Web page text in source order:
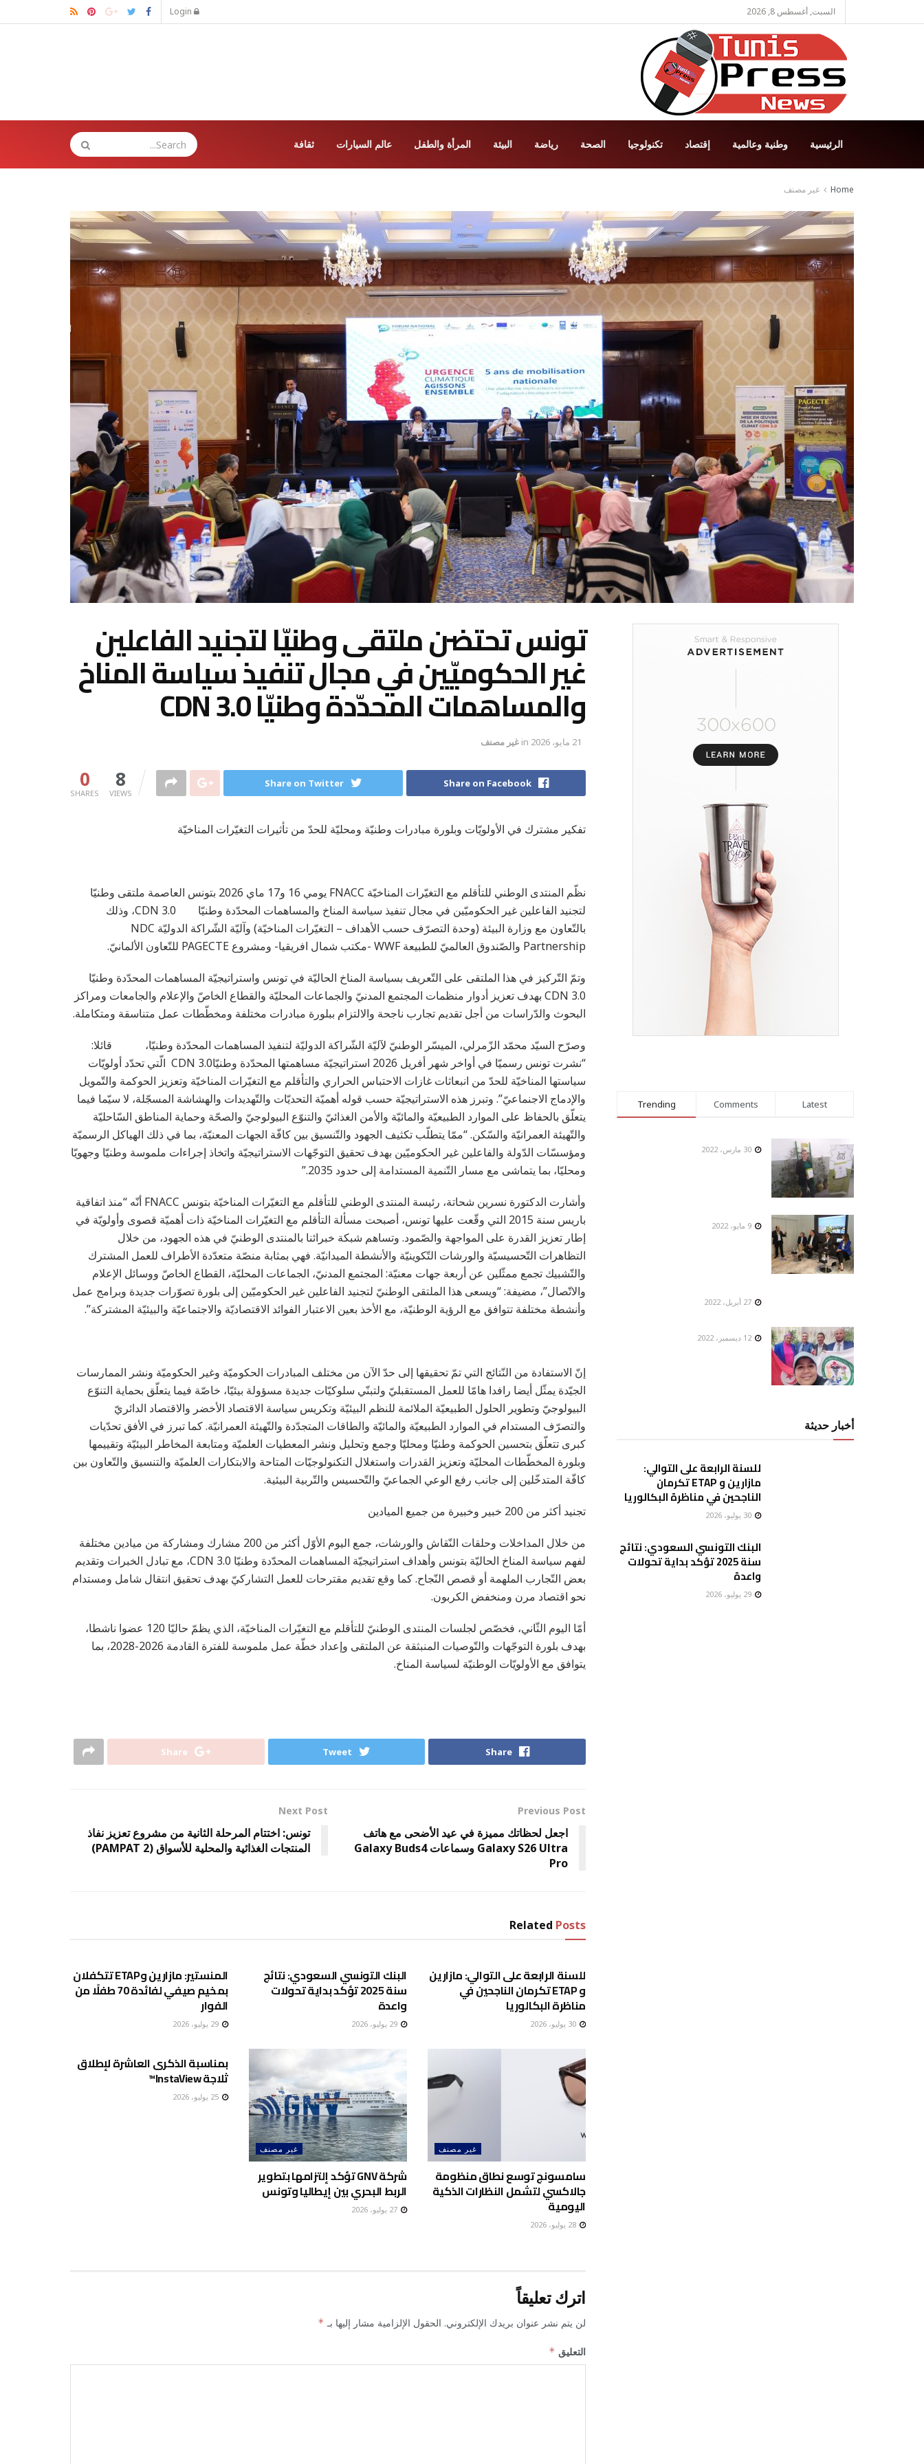
السبت, أغسطس 8, 2026
الرئيسية وطنية وعالمية إقتصاد تكنولوجيا الصحة رياضة البيئة المرأة والطفل عالم السيارات ثقافة
Home غير مصنف
تونس تحتضن ملتقى وطنيّا لتجنيد الفاعلين
غير الحكوميّين في مجال تنفيذ سياسة المناخ
والمساهمات المحدّدة وطنيّا CDN 3.0
21 مايو، 2026 in غير مصنف
0
SHARES
8
VIEWS
Share on Facebook
Share on Twitter
تفكير مشترك في الأولويّات وبلورة مبادرات وطنيّة ومحليّة للحدّ من تأثيرات التغيّرات المناخيّة
نظّم المنتدى الوطني للتأقلم مع التغيّرات المناخيّة FNACC يومي 16 و17 ماي 2026 بتونس العاصمة ملتقى وطنيّا
لتجنيد الفاعلين غير الحكوميّين في مجال تنفيذ سياسة المناخ والمساهمات المحدّدة وطنيّا CDN 3.0، وذلك
بالتّعاون مع وزارة البيئة (وحدة التصرّف حسب الأهداف – التغيّرات المناخيّة) وآليّة الشّراكة الدوليّة NDC
Partnership والصّندوق العالميّ للطبيعة WWF -مكتب شمال افريقيا- ومشروع PAGECTE للتّعاون الألمانيّ.
وتمّ التّركيز في هذا الملتقى على التّعريف بسياسة المناخ الحاليّة في تونس واستراتيجيّة المساهمات المحدّدة وطنيّا
CDN 3.0 بهدف تعزيز أدوار منظمات المجتمع المدنيّ والجماعات المحليّة والقطاع الخاصّ والإعلام والجامعات ومراكز
البحوث والدّراسات من أجل تقديم تجارب ناجحة والالتزام ببلورة مبادرات مختلفة ومخطّطات عمل متناسقة ومتكاملة.
وصرّح السيّد محمّد الزّمرلي، الميسّر الوطنيّ لآليّة الشّراكة الدوليّة لتنفيذ المساهمات المحدّدة وطنيّا، قائلا:
“نشرت تونس رسميّا في أواخر شهر أفريل 2026 استراتيجيّة مساهمتها المحدّدة وطنيّاCDN 3.0 الّتي تحدّد أولويّات
سياستها المناخيّة للحدّ من انبعاثات غازات الاحتباس الحراري والتأقلم مع التغيّرات المناخيّة وتعزيز الحوكمة والتّمويل
والإدماج الاجنماعيّ”. وتبرز هذه الاستراتيجيّة حسب قوله أهميّة التحديّات والتّهديدات والهشاشة المسجّلة، لا سيّما فيما
يتعلّق بالحفاظ على الموارد الطبيعيّة والمائيّة والأمن الغذائيّ والتنوّع البيولوجيّ والصحّة وحماية المناطق السّاحليّة
والتّهيئة العمرانيّة والسّكن. “ممّا يتطلّب تكثيف الجهود والتّنسيق بين كافّة الجهات المعنيّة، بما في ذلك الهياكل الرسميّة
ومؤسسّات الدّولة والفاعلين غير الحكوميّين بهدف تحقيق التوجّهات الاستراتيجيّة واتخاذ إجراءات ملموسة وطنيّا وجهويّا
ومحليّا، بما يتماشى مع مسار التّنمية المستدامة إلى حدود 2035.”
وأشارت الدكتورة نسرين شحاتة، رئيسة المنتدى الوطني للتأقلم مع التغيّرات المناخيّة بتونس FNACC أنّه “منذ اتفاقية
باريس سنة 2015 التي وقّعت عليها تونس، أصبحت مسألة التأقلم مع التغيّرات المناخيّة ذات أهميّة قصوى وأولويّة في
إطار تعزيز القدرة على المواجهة والصّمود. وتساهم شبكة خبرائنا بالمنتدى الوطنيّ في هذه الجهود، من خلال
التظاهرات التّحسيسيّة والورشات التّكوينيّة والأنشطة الميدانيّة. فهي بمثابة منصّة متعدّدة الأطراف للعمل المشترك
والتّشبيك تجمع ممثّلين عن أربعة جهات معنيّة: المجتمع المدنيّ، الجماعات المحليّة، القطاع الخاصّ ووسائل الإعلام
والاتّصال”، مضيفة: “ويسعى هذا الملتقى الوطنيّ لتجنيد الفاعلين غير الحكوميّين إلى بلورة تصوّرات جديدة وبرامج عمل
وأنشطة مختلفة تتوافق مع الرؤية الوطنيّة، مع الأخذ بعين الاعتبار الفوائد الاقتصاديّة والاجتماعيّة والبيئيّة المشتركة”.
إنّ الاستفادة من النّتائج التي تمّ تحقيقها إلى حدّ الآن من مختلف المبادرات الحكوميّة وغير الحكوميّة ونشر الممارسات
الجيّدة يمثّل أيضا رافدا هامّا للعمل المستقبليّ ولتبنّي سلوكيّات جديدة مسؤولة بيئيّا، خاصّة فيما يتعلّق بحماية التنوّع
البيولوجيّ وتطوير الحلول الطبيعيّة الملائمة للنظم البيئيّة وتكريس سياسة الاقتصاد الأخضر والاقتصاد الدائريّ
والتصرّف المستدام في الموارد الطبيعيّة والمائيّة والطاقات المتجدّدة والتّهيئة العمرانيّة. كما تبرز في الأفق تحدّيات
كبرى تتعلّق بتحسين الحوكمة وطنيّا ومحليّا وجمع وتحليل ونشر المعطيات العلميّة ومتابعة المخاطر البيئيّة وتقييمها
وبلورة المخطّطات المحليّة وتعزيز القدرات واستغلال التكنولوجيّات المتاحة والابتكارات العلميّة والتنسيق والتّعاون بين
كافّة المتدخّلين إلى جانب رفع الوعي الجماعيّ والتّحسيس والتّربية البيئية.
تجنيد أكثر من 200 خبير وخبيرة من جميع الميادين
من خلال المداخلات وحلقات النّقاش والورشات، جمع اليوم الأوّل أكثر من 200 مشارك ومشاركة من ميادين مختلفة
لفهم سياسة المناخ الحاليّة بتونس وأهداف استراتيجيّة المساهمات المحدّدة وطنيّا CDN 3.0، مع تبادل الخبرات وتقديم
بعض التّجارب الملهمة أو قصص النّجاح. كما وقع تقديم مقترحات للعمل التشاركيّ بهدف تحقيق انتقال شامل ومستدام
نحو اقتصاد مرن ومنخفض الكربون.
أمّا اليوم الثّاني، فخصّص لجلسات المنتدى الوطنيّ للتأقلم مع التغيّرات المناخيّة، الذي يظمّ حاليّا 120 عضوا ناشطا،
بهدف بلورة التوجّهات والتّوصيات المنبثقة عن الملتقى وإعداد خطّة عمل ملموسة للفترة القادمة 2026-2028، بما
يتوافق مع الأولويّات الوطنيّة لسياسة المناخ.
Share
Tweet
Share
Previous Post
اجعل لحظاتك مميزة في عيد الأضحى مع هاتف
Galaxy S26 Ultra وسماعات Galaxy Buds4
Pro
Next Post
تونس: اختتام المرحلة الثانية من مشروع تعزيز نفاذ
المنتجات الغذائية والمحلية للأسواق (PAMPAT 2)
Related Posts
للسنة الرابعة على التوالي: مازارين
و ETAP تكرمان الناجحين في
مناظرة البكالوريا
البنك التونسي السعودي: نتائج
سنة 2025 تؤكد بداية تحولات
واعدة
المنستير: مازارين وETAP تتكفلان
بمخيم صيفي لفائدة 70 طفلًا من
الفوار
غير مصنف
سامسونج توسع نطاق منظومة
جالاكسي لتشمل النظارات الذكية
اليومية
غير مصنف
شركة GNV تؤكد إلتزامها بتطوير
الربط البحري بين إيطاليا وتونس
بمناسبة الذكرى العاشرة لإطلاق
ثلاجة InstaView™
اترك تعليقاً
لن يتم نشر عنوان بريدك الإلكتروني. الحقول الإلزامية مشار إليها بـ *
التعليق *
Trending Comments Latest
أخبار حديثة
للسنة الرابعة على التوالي:
مازارين و ETAP تكرمان
الناجحين في مناظرة البكالوريا
البنك التونسي السعودي: نتائج
سنة 2025 تؤكد بداية تحولات
واعدة